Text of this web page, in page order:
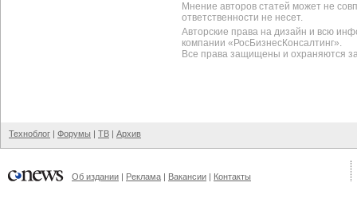
Мнение авторов статей может не
ответственности не несет.
Авторские права на дизайн и всю
компании «РосБизнесКонсалтинг».
Все права защищены и охраняются
Техноблог | Форумы | ТВ | Архив
Об издании | Реклама | Вакансии | Контакты